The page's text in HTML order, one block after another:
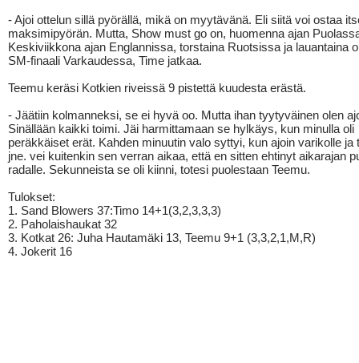
- Ajoi ottelun sillä pyörällä, mikä on myytävänä. Eli siitä voi ostaa
maksimipyörän. Mutta, Show must go on, huomenna ajan
Keskiviikkona ajan Englannissa, torstaina Ruotsissa ja lauantaina
SM-finaali Varkaudessa, Time jatkaa.
Teemu keräsi Kotkien riveissä 9 pistettä kuudesta erästä.
- Jäätiin kolmanneksi, se ei hyvä oo. Mutta ihan tyytyväinen olen
Sinällään kaikki toimi. Jäi harmittamaan se hylkäys, kun minulla oli
peräkkäiset erät. Kahden minuutin valo syttyi, kun ajoin varikolle ja
jne. vei kuitenkin sen verran aikaa, että en sitten ehtinyt aikarajan
radalle. Sekunneista se oli kiinni, totesi puolestaan Teemu.
Tulokset:
1. Sand Blowers 37:Timo 14+1(3,2,3,3,3)
2. Paholaishaukat 32
3. Kotkat 26: Juha Hautamäki 13, Teemu 9+1 (3,3,2,1,M,R)
4. Jokerit 16